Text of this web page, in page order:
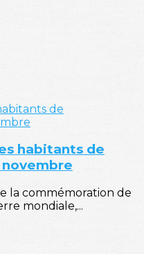
habitants de
novembre
la commémoration de
mondiale,...